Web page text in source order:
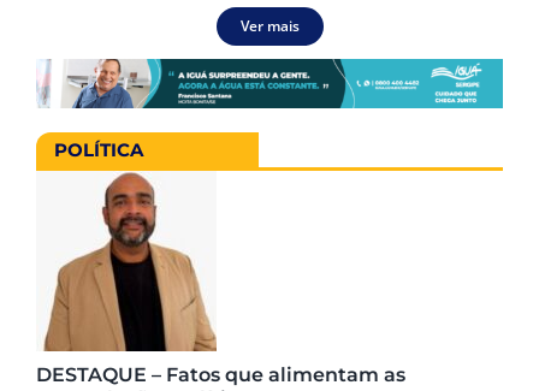
Ver mais
POLÍTICA
DESTAQUE – Fatos que alimentam as